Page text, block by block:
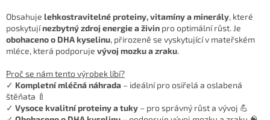
Obsahuje lehkostravitelné proteiny, vitamíny a minerály, které
poskytujínezbytný zdroj energie a živin pro optimální růst. Je
obohaceno o DHA kyselinu, přirozeně se vyskytující v mateřském
mléce, která podporuje vývoj mozku a zraku.
Proč se nám tento výrobek líbí?
✓ Kompletní mléčná náhrada – ideální pro osiřelá a oslabená
štěňata 🍼
✓ Vysoce kvalitní proteiny a tuky – pro správný růst a vývoj 💪